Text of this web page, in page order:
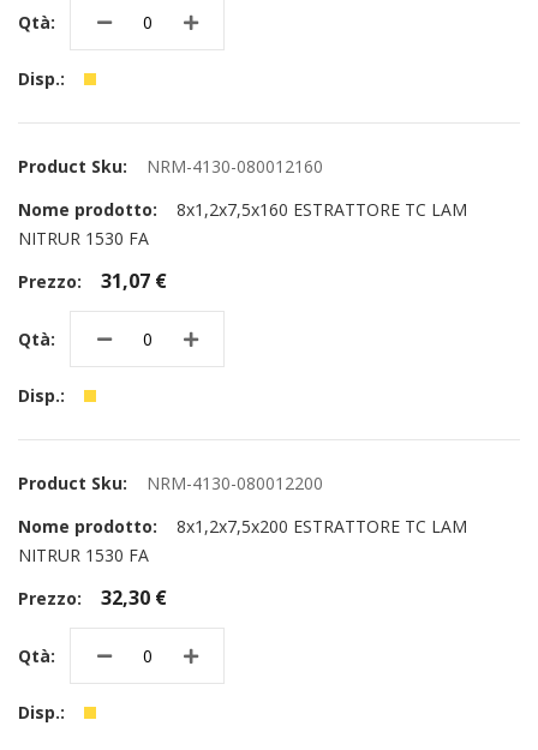
NRM-4130-080012160
8x1,2x7,5x160 ESTRATTORE TC LAM
NITRUR 1530 FA
31,07 €
NRM-4130-080012200
8x1,2x7,5x200 ESTRATTORE TC LAM
NITRUR 1530 FA
32,30 €